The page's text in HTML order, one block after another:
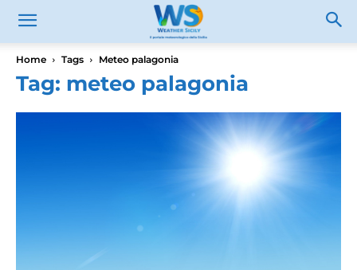
Home Tags Meteo palagonia
Tag: meteo palagonia